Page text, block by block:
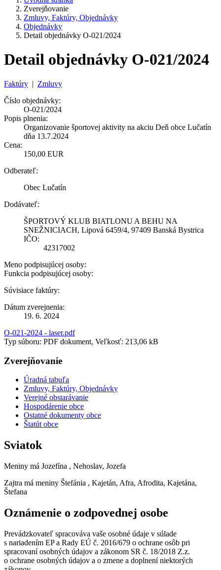
Zverejňovanie
Zmluvy, Faktúry, Objednávky
Objednávky
Detail objednávky O-021/2024
Detail objednávky O-021/2024
Faktúry | Zmluvy
Číslo objednávky:
O-021/2024
Popis plnenia:
Organizovanie športovej aktivity na akciu Deň obce Lučatín
dňa 13.7.2024
Cena:
150,00 EUR
Odberateľ:
Obec Lučatín
Dodávateľ:
ŠPORTOVÝ KLUB BIATLONU A BEHU NA
SNEŽNICIACH, Lipová 6459/4, 97409 Banská Bystrica
IČO:
42317002
Meno podpisujúcej osoby:
Funkcia podpisujúcej osoby:
Súvisiace faktúry:
Dátum zverejnenia:
19. 6. 2024
O-021-2024 - laser.pdf
Typ súboru: PDF dokument, Veľkosť: 213,06 kB
Zverejňovanie
Úradná tabuľa
Zmluvy, Faktúry, Objednávky
Verejné obstarávanie
Hospodárenie obce
Ostatné dokumenty obce
Štatút obce
Sviatok
Meniny má Jozefína , Nehoslav, Jozefa
Zajtra má meniny Štefánia , Kajetán, Afra, Afrodita, Kajetána,
Štefana
Oznámenie o zodpovednej osobe
Prevádzkovateľ spracováva vaše osobné údaje v súlade
s nariadením EP a Rady EÚ č. 2016/679 o ochrane osôb pri
spracovaní osobných údajov a zákonom SR č. 18/2018 Z.z.
o ochrane osobných údajov a o zmene a doplnení niektorých